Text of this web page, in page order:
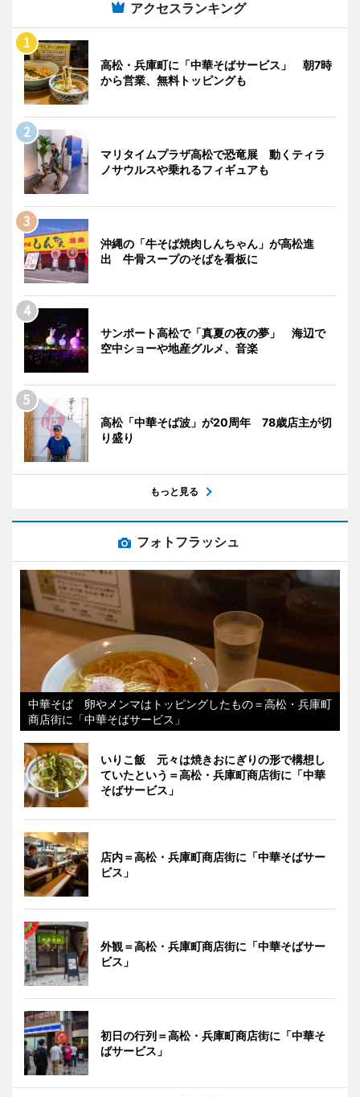
アクセスランキング
高松・兵庫町に「中華そばサービス」 朝7時
から営業、無料トッピングも
マリタイムプラザ高松で恐竜展 動くティラ
ノサウルスや乗れるフィギュアも
沖縄の「牛そば焼肉しんちゃん」が高松進
出 牛骨スープのそばを看板に
サンポート高松で「真夏の夜の夢」 海辺で
空中ショーや地産グルメ、音楽
高松「中華そば波」が20周年 78歳店主が切
り盛り
もっと見る
フォトフラッシュ
中華そば 卵やメンマはトッピングしたもの＝高松・兵庫町
商店街に「中華そばサービス」
いりこ飯 元々は焼きおにぎりの形で構想し
ていたという＝高松・兵庫町商店街に「中華
そばサービス」
店内＝高松・兵庫町商店街に「中華そばサー
ビス」
外観＝高松・兵庫町商店街に「中華そばサー
ビス」
初日の行列＝高松・兵庫町商店街に「中華そ
ばサービス」